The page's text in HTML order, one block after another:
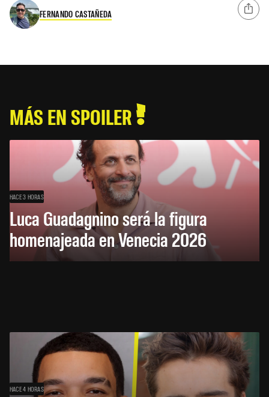
FERNANDO CASTAÑEDA
MÁS EN SPOILER
HACE 3 HORAS
Luca Guadagnino será la figura
homenajeada en Venecia 2026
HACE 4 HORAS